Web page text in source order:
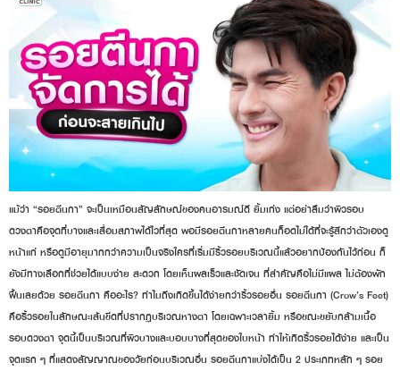
แม้ว่า “รอยตีนกา” จะเป็นเหมือนสัญลักษณ์ของคนอารมณ์ดี ยิ้มเก่ง แต่อย่าลืมว่าผิวรอบ
ดวงตาคือจุดที่บางและเสื่อมสภาพได้ไวที่สุด พอมีรอยตีนกาหลายคนก็อดไม่ได้ที่จะรู้สึกว่าตัวเองดู
หน้าแก่ หรือดูมีอายุมากกว่าความเป็นจริงใครที่เริ่มมีริ้วรอยบริเวณนี้แล้วอยากป้องกันไว้ก่อน ก็
ยังมีทางเลือกที่ช่วยได้แบบง่าย สะดวก โดยเห็นผลเร็วและชัดเจน ที่สำคัญคือไม่มีแผล ไม่ต้องพัก
ฟื้นเลยด้วย รอยตีนกา คืออะไร? ทำไมถึงเกิดขึ้นได้ง่ายกว่าริ้วรอยอื่น รอยตีนกา (Crow’s Feet)
คือริ้วรอยในลักษณะเส้นขีดที่ปรากฏบริเวณหางตา โดยเฉพาะเวลายิ้ม หรือขณะขยับกล้ามเนื้อ
รอบดวงตา จุดนี้เป็นบริเวณที่ผิวบางและบอบบางที่สุดของใบหน้า ทำให้เกิดริ้วรอยได้ง่าย และเป็น
จุดแรก ๆ ที่แสดงสัญญาณของวัยก่อนบริเวณอื่น รอยตีนกาแบ่งได้เป็น 2 ประเภทหลัก ๆ รอย